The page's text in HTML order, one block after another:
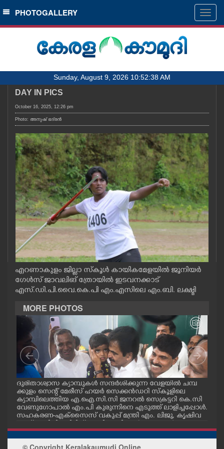
SECTIONS
HOME
NOTIFIED NEWS
KERALA
LOCAL
OBITUARY
NEWS 360
CASE DIARY
CINEMA
OPINION
PHOTOS
LIFESTYLE
SPIRITUAL
INFO+
PHOTOGALLERY
Sunday, August 9, 2026 10:52:38 AM
DAY IN PICS
October 16, 2025, 12:26 pm
Photo: അനുഷ്‍ ഭദ്രൻ
എറണാകുളം ജില്ലാ സ്കൂൾ കായികമേളയിൽ ജൂനിയർ
ഗേൾസ് ജാവലിങ് ത്രോയിൽ ഇടവനക്കാട്
എസ്.ഡി.പി.വൈ.കെ.പി എം.എസിലെ എം.ബി. ലക്ഷ്മി
MORE PHOTOS
ദുരിതാശ്വാസ ക്യാമ്പുകൾ സന്ദർശിക്കുന്ന വേളയിൽ ചമ്പ
ക്കുളം സെന്റ് മേരീസ് ഹയർ സെക്കൻഡറി സ്കൂളിലെ
ക്യാമ്പിലെത്തിയ എ.ഐ.സി.സി ജനറൽ സെക്രട്ടറി കെ.സി
വേണുഗോപാൽ എം.പി കുരുന്നിനെ എടുത്ത് ലാളിച്ചപ്പോൾ.
സഹകരണ-എക്സൈസ് വകുപ്പ് മന്ത്രി എം. ലിജു, കൃഷിവ
ന്നിവർ സമീപം